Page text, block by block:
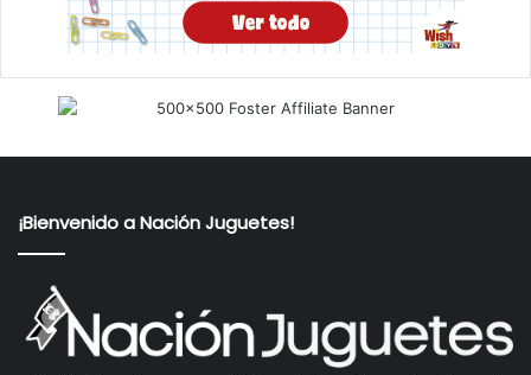
¡Bienvenido a Nación Juguetes!